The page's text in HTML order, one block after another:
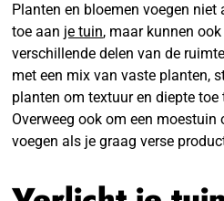
Planten en bloemen voegen niet
toe aan je tuin, maar kunnen
verschillende delen van de
met een mix van vaste planten,
planten om textuur en diepte toe
Overweeg ook om een
voegen als je graag verse